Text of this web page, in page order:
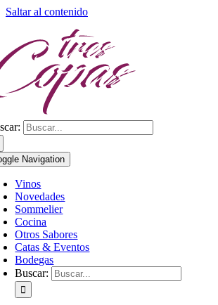
Saltar al contenido
Navigation
Vinos
Novedades
Sommelier
Cocina
Otros Sabores
Catas & Eventos
Bodegas
Buscar: